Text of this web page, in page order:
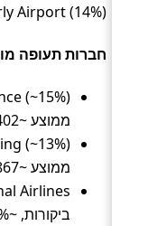
Airport (14%).
חברות תעופה
ממוצע ~1402 ₪
ממוצע ~867 ₪